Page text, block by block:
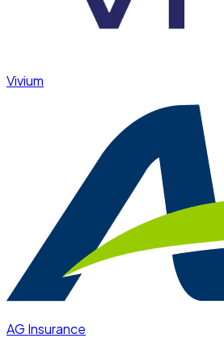
Vivium
AG Insurance